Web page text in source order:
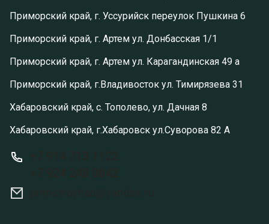
Приморский край, г. Уссурийск переулок Пушкина 6
Приморский край, г. Артем ул. Донбасская 1/1
Приморский край, г. Артем ул. Карагандинская 49 а
Приморский край, г.Владивосток ул. Тимирязева 31
Хабаровский край, с. Тополево, ул. Дачная 8
Хабаровский край, г.Хабаровск ул.Суворова 82 А